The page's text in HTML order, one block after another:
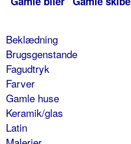
Beklædning
Brugsgenstande
Fagudtryk
Farver
Gamle huse
Keramik/glas
Latin